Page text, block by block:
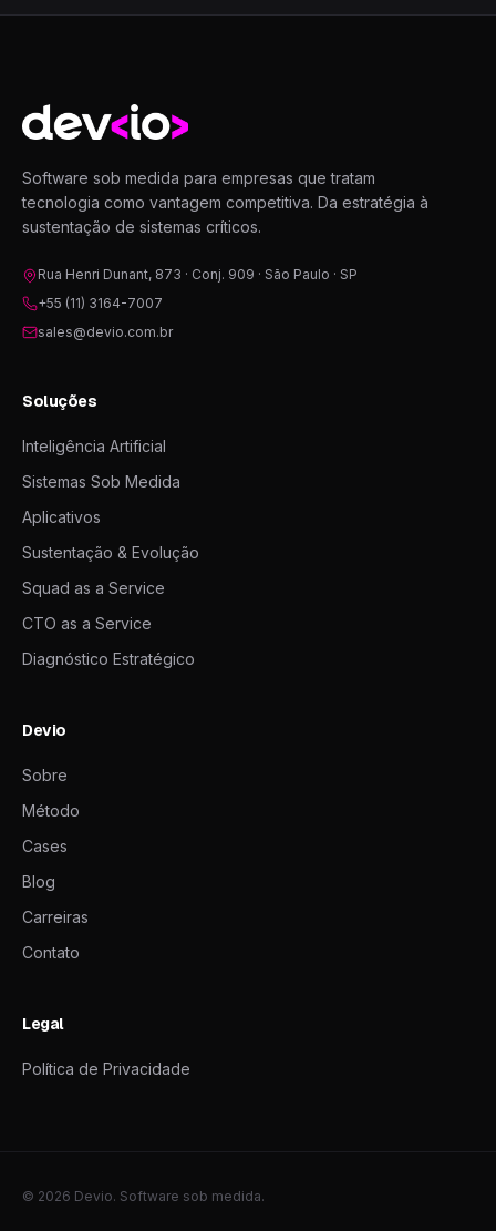
Devio
Software sob medida para empresas que tratam
tecnologia como vantagem competitiva. Da estratégia à
sustentação de sistemas críticos.
Rua Henri Dunant, 873 · Conj. 909 · São Paulo · SP
+55 (11) 3164-7007
sales@devio.com.br
Soluções
Inteligência Artificial
Sistemas Sob Medida
Aplicativos
Sustentação & Evolução
Squad as a Service
CTO as a Service
Diagnóstico Estratégico
Devio
Sobre
Método
Cases
Blog
Carreiras
Contato
Legal
Política de Privacidade
© 2026 Devio. Software sob medida.